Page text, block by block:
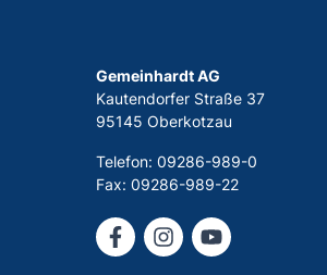
Gemeinhardt AG
Kautendorfer Straße 37
95145 Oberkotzau
Telefon: 09286-989-0
Fax: 09286-989-22